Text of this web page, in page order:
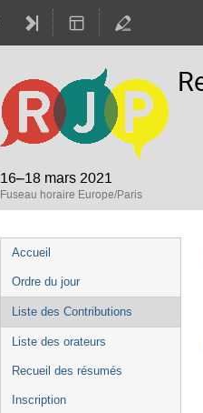
16–18 mars 2021
Fuseau horaire Europe/Paris
Menu
de
l'événement
Accueil
Ordre du jour
Liste des Contributions
Liste des orateurs
Recueil des résumés
Inscription